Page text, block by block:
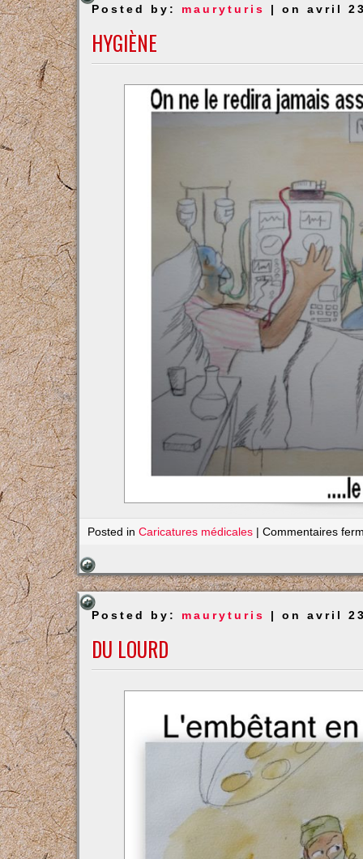
Posted by: mauryturis | on avril
HYGIÈNE
Posted inCaricatures médicales |Commentaires
Posted by: mauryturis | on avril
DU LOURD